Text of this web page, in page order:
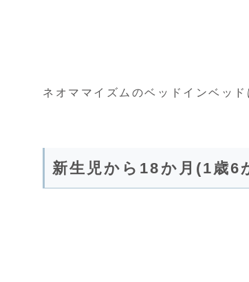
ネオママイズムのベッドインベッ
新生児から18か月(1歳6